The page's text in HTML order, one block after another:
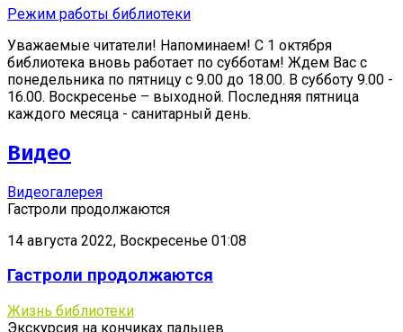
Режим работы библиотеки
Уважаемые читатели! Напоминаем! С 1 октября
библиотека вновь работает по субботам! Ждем Вас с
понедельника по пятницу с 9.00 до 18.00. В субботу 9.00 -
16.00. Воскресенье – выходной. Последняя пятница
каждого месяца - санитарный день.
Видео
Видеогалерея
Гастроли продолжаются
14 августа 2022, Воскресенье 01:08
Гастроли продолжаются
Жизнь библиотеки
Экскурсия на кончиках пальцев